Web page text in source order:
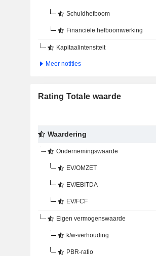
Schuldhefboom
Financiële hefboomwerking
Kapitaalintensiteit
Meer notities
Rating Totale waarde
Waardering
Ondernemingswaarde
EV/OMZET
EV/EBITDA
EV/FCF
Eigen vermogenswaarde
k/w-verhouding
PBR-ratio